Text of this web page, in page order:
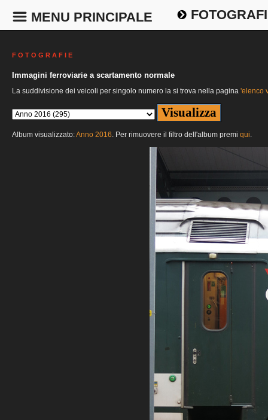
MENU PRINCIPALE
F O T O G R A F I E
Immagini ferroviarie a scartamento normale
La suddivisione dei veicoli per singolo numero la si trova nella pagina 'elenco
Album visualizzato:Anno 2016. Per rimuovere il filtro dell'album premi qui.